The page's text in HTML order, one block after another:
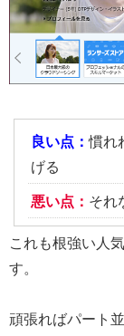
良い点：慣れ
げる
悪い点： それ
これも根強い人
す。
頑張ればパート